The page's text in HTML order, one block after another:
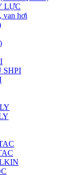
LỰC
van hơi
SHPI